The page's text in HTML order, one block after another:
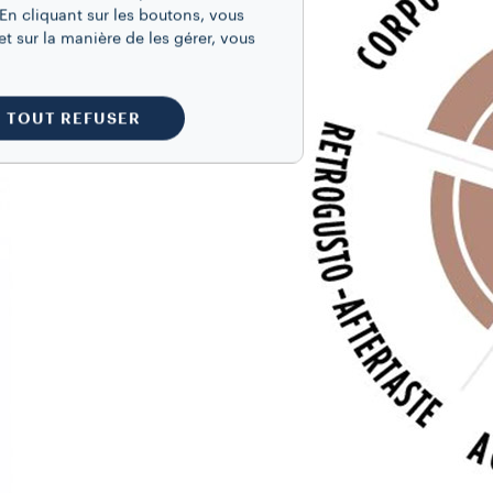
cliquant sur les boutons, vous
sur la manière de les gérer, vous
TOUT REFUSER